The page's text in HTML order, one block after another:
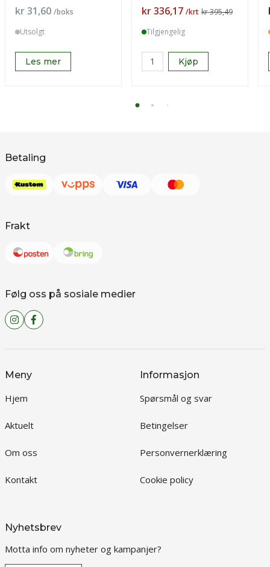
Pris
kr 31,60 /boks
Utsolgt
Les mer
Pris
kr 336,17 /krt kr 395,49
Tilgjengelig
Kjøp
Betaling
Frakt
Følg oss på sosiale medier
Meny
Hjem
Aktuelt
Om oss
Kontakt
Informasjon
Spørsmål og svar
Betingelser
Personvernerklæring
Cookie policy
Nyhetsbrev
Motta info om nyheter og kampanjer?